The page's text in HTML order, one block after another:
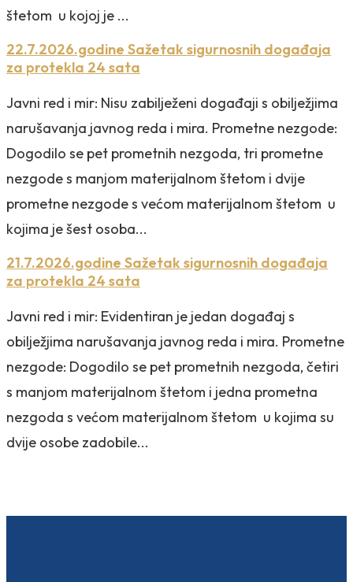
štetom u kojoj je ...
22.7.2026.godine Sažetak sigurnosnih događaja
za protekla 24 sata
Javni red i mir: Nisu zabilježeni događaji s obilježjima
narušavanja javnog reda i mira. Prometne nezgode:
Dogodilo se pet prometnih nezgoda, tri prometne
nezgode s manjom materijalnom štetom i dvije
prometne nezgode s većom materijalnom štetom u
kojima je šest osoba...
21.7.2026.godine Sažetak sigurnosnih događaja
za protekla 24 sata
Javni red i mir: Evidentiran je jedan događaj s
obilježjima narušavanja javnog reda i mira. Prometne
nezgode: Dogodilo se pet prometnih nezgoda, četiri
s manjom materijalnom štetom i jedna prometna
nezgoda s većom materijalnom štetom u kojima su
dvije osobe zadobile...